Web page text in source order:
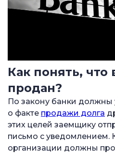
Как понять, что
продан?
По закону банки
о факте продажи долга
этих целей заемщику
письмо с уведомлением.
организации должны